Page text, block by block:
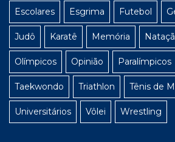
Escolares Esgrima Futebol
Judô Karatê Memória
Olímpicos Opinião Paralímpicos
Taekwondo Triathlon Tênis de
Universitários Vôlei Wrestling